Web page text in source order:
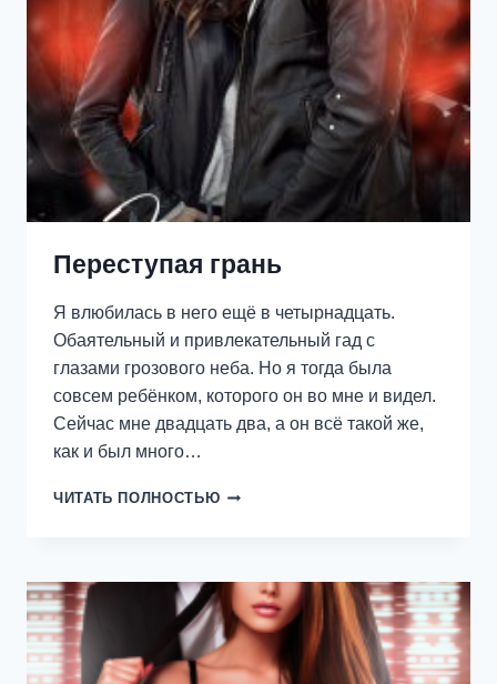
Переступая грань
Я влюбилась в него ещё в четырнадцать.
Обаятельный и привлекательный гад с
глазами грозового неба. Но я тогда была
совсем ребёнком, которого он во мне и видел.
Сейчас мне двадцать два, а он всё такой же,
как и был много…
ЧИТАТЬ ПОЛНОСТЬЮ ПЕРЕСТУПАЯ